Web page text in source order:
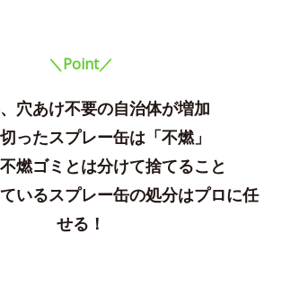
＼Point／
、穴あけ不要の自治体が増加
ったスプレー缶は「不燃」
燃ゴミとは分けて捨てること
いるスプレー缶の処分はプロに任
せる！